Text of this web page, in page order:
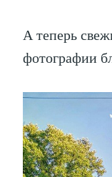
А теперь
фотографии